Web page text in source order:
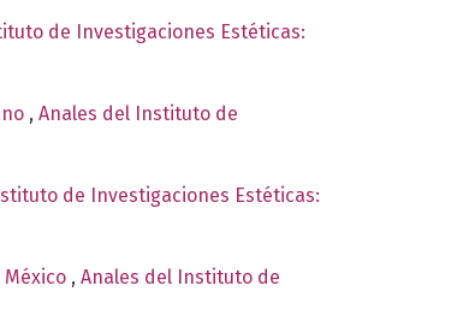
de Investigaciones Estéticas:
, Anales del Instituto de
de Investigaciones Estéticas:
, Anales del Instituto de